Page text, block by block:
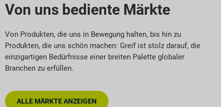
Von uns bediente Märkte
Von Produkten, die uns in Bewegung halten, bis hin zu
Produkten, die uns schön machen: Greif ist stolz darauf, die
einzigartigen Bedürfnisse einer breiten Palette globaler
Branchen zu erfüllen.
ALLE MÄRKTE ANZEIGEN